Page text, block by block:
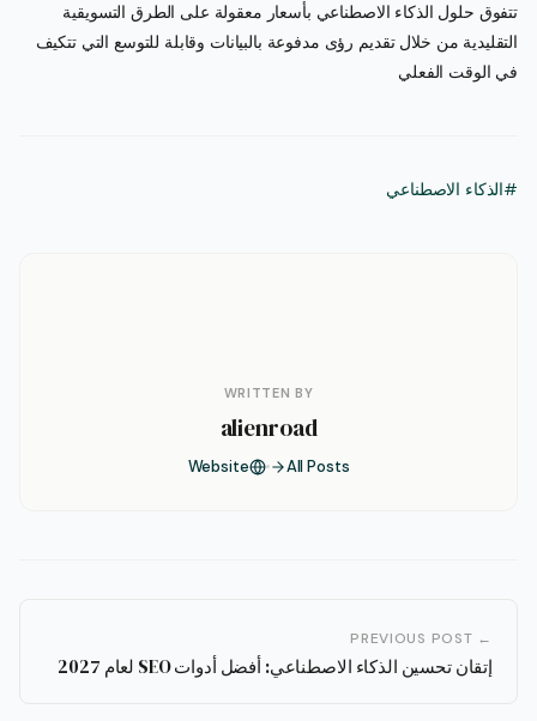
تتفوق حلول الذكاء الاصطناعي بأسعار معقولة على الطرق التسويقية
التقليدية من خلال تقديم رؤى مدفوعة بالبيانات وقابلة للتوسع التي تتكيف
في الوقت الفعلي
#الذكاء الاصطناعي
WRITTEN BY
alienroad
All Posts
Website
← PREVIOUS POST
إتقان تحسين الذكاء الاصطناعي: أفضل أدوات SEO لعام 2027